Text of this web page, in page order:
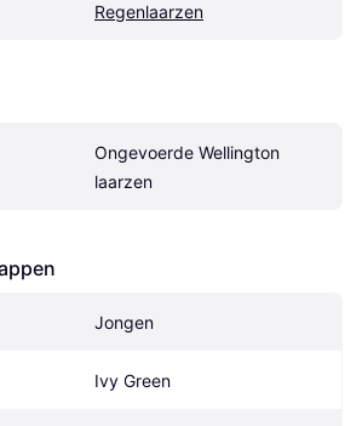
Regenlaarzen
Ongevoerde Wellington
laarzen
Jongen
Ivy Green